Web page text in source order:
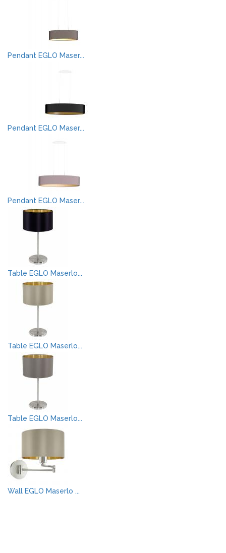
Pendant EGLO Maser...
Pendant EGLO Maser...
Pendant EGLO Maser...
Table EGLO Maserlo...
Table EGLO Maserlo...
Table EGLO Maserlo...
Wall EGLO Maserlo ...